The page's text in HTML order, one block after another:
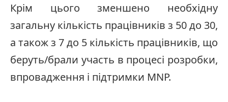
Крім цього зменшено необхідну
загальну кількість працівників з 50 до 30,
а також з 7 до 5 кількість працівників, що
беруть/брали участь в процесі розробки,
впровадження і підтримки MNP.